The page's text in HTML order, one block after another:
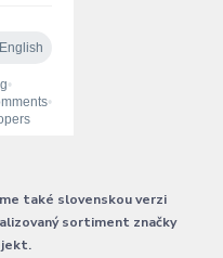
také slovenskou verzi
sortiment značky